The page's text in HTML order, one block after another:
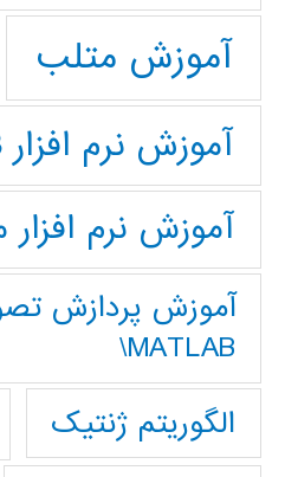
آموزش متلب
آموزش نرم افزار MATLAB
آموزش نرم
آموزش پردازش
MATLAB\
الگوریتم ژنتیک